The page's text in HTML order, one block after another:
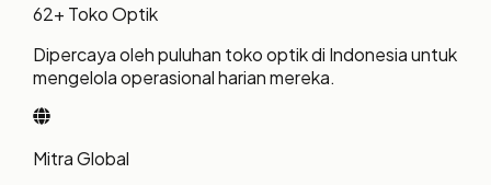
62+ Toko Optik
Dipercaya oleh puluhan toko optik di Indonesia untuk
mengelola operasional harian mereka.
Mitra Global